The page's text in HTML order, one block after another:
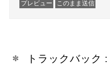
トラックバック :